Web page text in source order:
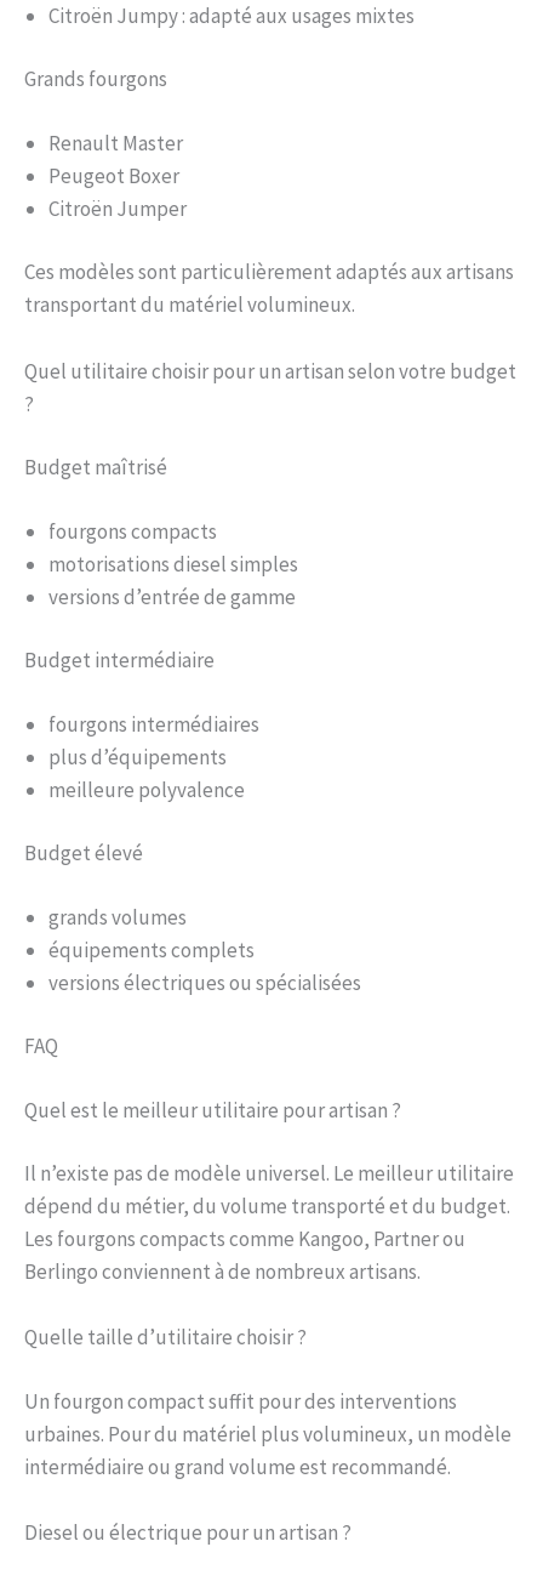
Citroën Jumpy : adapté aux usages mixtes
Grands fourgons
Renault Master
Peugeot Boxer
Citroën Jumper
Ces modèles sont particulièrement adaptés aux artisans
transportant du matériel volumineux.
Quel utilitaire choisir pour un artisan selon votre budget
?
Budget maîtrisé
fourgons compacts
motorisations diesel simples
versions d’entrée de gamme
Budget intermédiaire
fourgons intermédiaires
plus d’équipements
meilleure polyvalence
Budget élevé
grands volumes
équipements complets
versions électriques ou spécialisées
FAQ
Quel est le meilleur utilitaire pour artisan ?
Il n’existe pas de modèle universel. Le meilleur utilitaire
dépend du métier, du volume transporté et du budget.
Les fourgons compacts comme Kangoo, Partner ou
Berlingo conviennent à de nombreux artisans.
Quelle taille d’utilitaire choisir ?
Un fourgon compact suffit pour des interventions
urbaines. Pour du matériel plus volumineux, un modèle
intermédiaire ou grand volume est recommandé.
Diesel ou électrique pour un artisan ?